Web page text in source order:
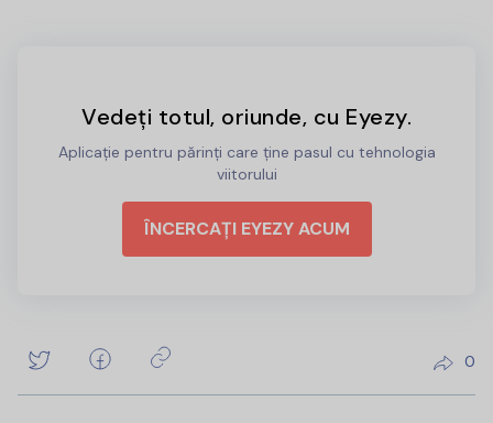
Vedeți totul, oriunde, cu Eyezy.
Aplicație pentru părinți care ține pasul cu tehnologia
viitorului
ÎNCERCAȚI EYEZY ACUM
0